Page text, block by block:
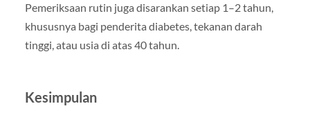
Pemeriksaan rutin juga disarankan setiap 1–2 tahun,
khususnya bagi penderita diabetes, tekanan darah
tinggi, atau usia di atas 40 tahun.
Kesimpulan